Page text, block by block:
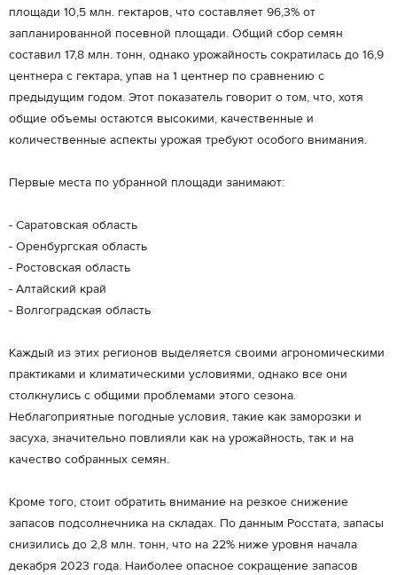
площади 10,5 млн. гектаров, что составляет 96,3% от
запланированной посевной площади. Общий сбор семян
составил 17,8 млн. тонн, однако урожайность сократилась до 16,9
центнера с гектара, упав на 1 центнер по сравнению с
предыдущим годом. Этот показатель говорит о том, что, хотя
общие объемы остаются высокими, качественные и
количественные аспекты урожая требуют особого внимания.
Первые места по убранной площади занимают:
- Саратовская область
- Оренбургская область
- Ростовская область
- Алтайский край
- Волгоградская область
Каждый из этих регионов выделяется своими агрономическими
практиками и климатическими условиями, однако все они
столкнулись с общими проблемами этого сезона.
Неблагоприятные погодные условия, такие как заморозки и
засуха, значительно повлияли как на урожайность, так и на
качество собранных семян.
Кроме того, стоит обратить внимание на резкое снижение
запасов подсолнечника на складах. По данным Росстата, запасы
снизились до 2,8 млн. тонн, что на 22% ниже уровня начала
декабря 2023 года. Наиболее опасное сокращение запасов